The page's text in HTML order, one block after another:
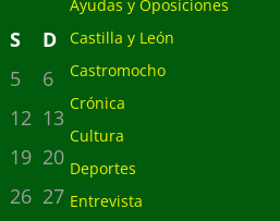
S
D
5
6
12 13
19 20
26 27
Ayudas y Oposiciones
Castilla y León
Castromocho
Crónica
Cultura
Deportes
Entrevista